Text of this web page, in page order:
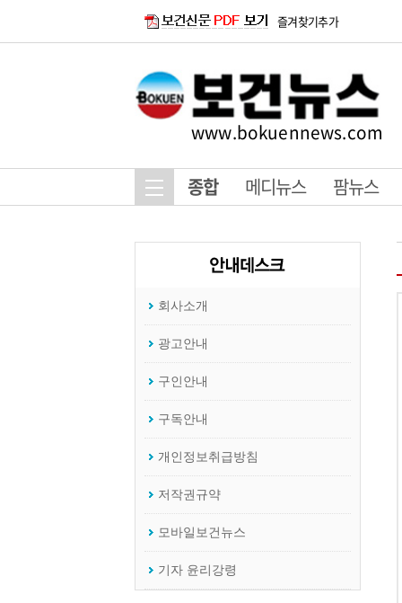
즐겨찾기추가
www.bokuennews.com
종합 메디뉴스 팜뉴스